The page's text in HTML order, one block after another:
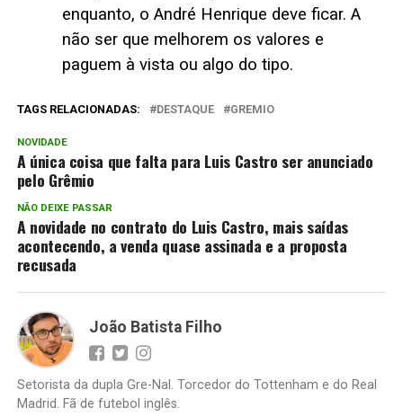
enquanto, o André Henrique deve ficar. A
não ser que melhorem os valores e
paguem à vista ou algo do tipo.
TAGS RELACIONADAS: DESTAQUE GREMIO
NOVIDADE
A única coisa que falta para Luis Castro ser anunciado
pelo Grêmio
NÃO DEIXE PASSAR
A novidade no contrato do Luis Castro, mais saídas
acontecendo, a venda quase assinada e a proposta
recusada
João Batista Filho
Setorista da dupla Gre-Nal. Torcedor do Tottenham e do Real
Madrid. Fã de futebol inglês.